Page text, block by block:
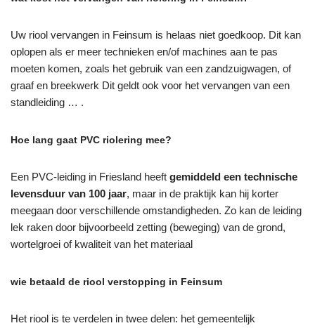
Uw riool vervangen in Feinsum is helaas niet goedkoop. Dit kan
oplopen als er meer technieken en/of machines aan te pas
moeten komen, zoals het gebruik van een zandzuigwagen, of
graaf en breekwerk Dit geldt ook voor het vervangen van een
standleiding … .
Hoe lang gaat PVC riolering mee?
Een PVC-leiding in Friesland heeft gemiddeld een technische
levensduur van 100 jaar, maar in de praktijk kan hij korter
meegaan door verschillende omstandigheden. Zo kan de leiding
lek raken door bijvoorbeeld zetting (beweging) van de grond,
wortelgroei of kwaliteit van het materiaal
wie betaald de riool verstopping in Feinsum
Het riool is te verdelen in twee delen: het gemeentelijk